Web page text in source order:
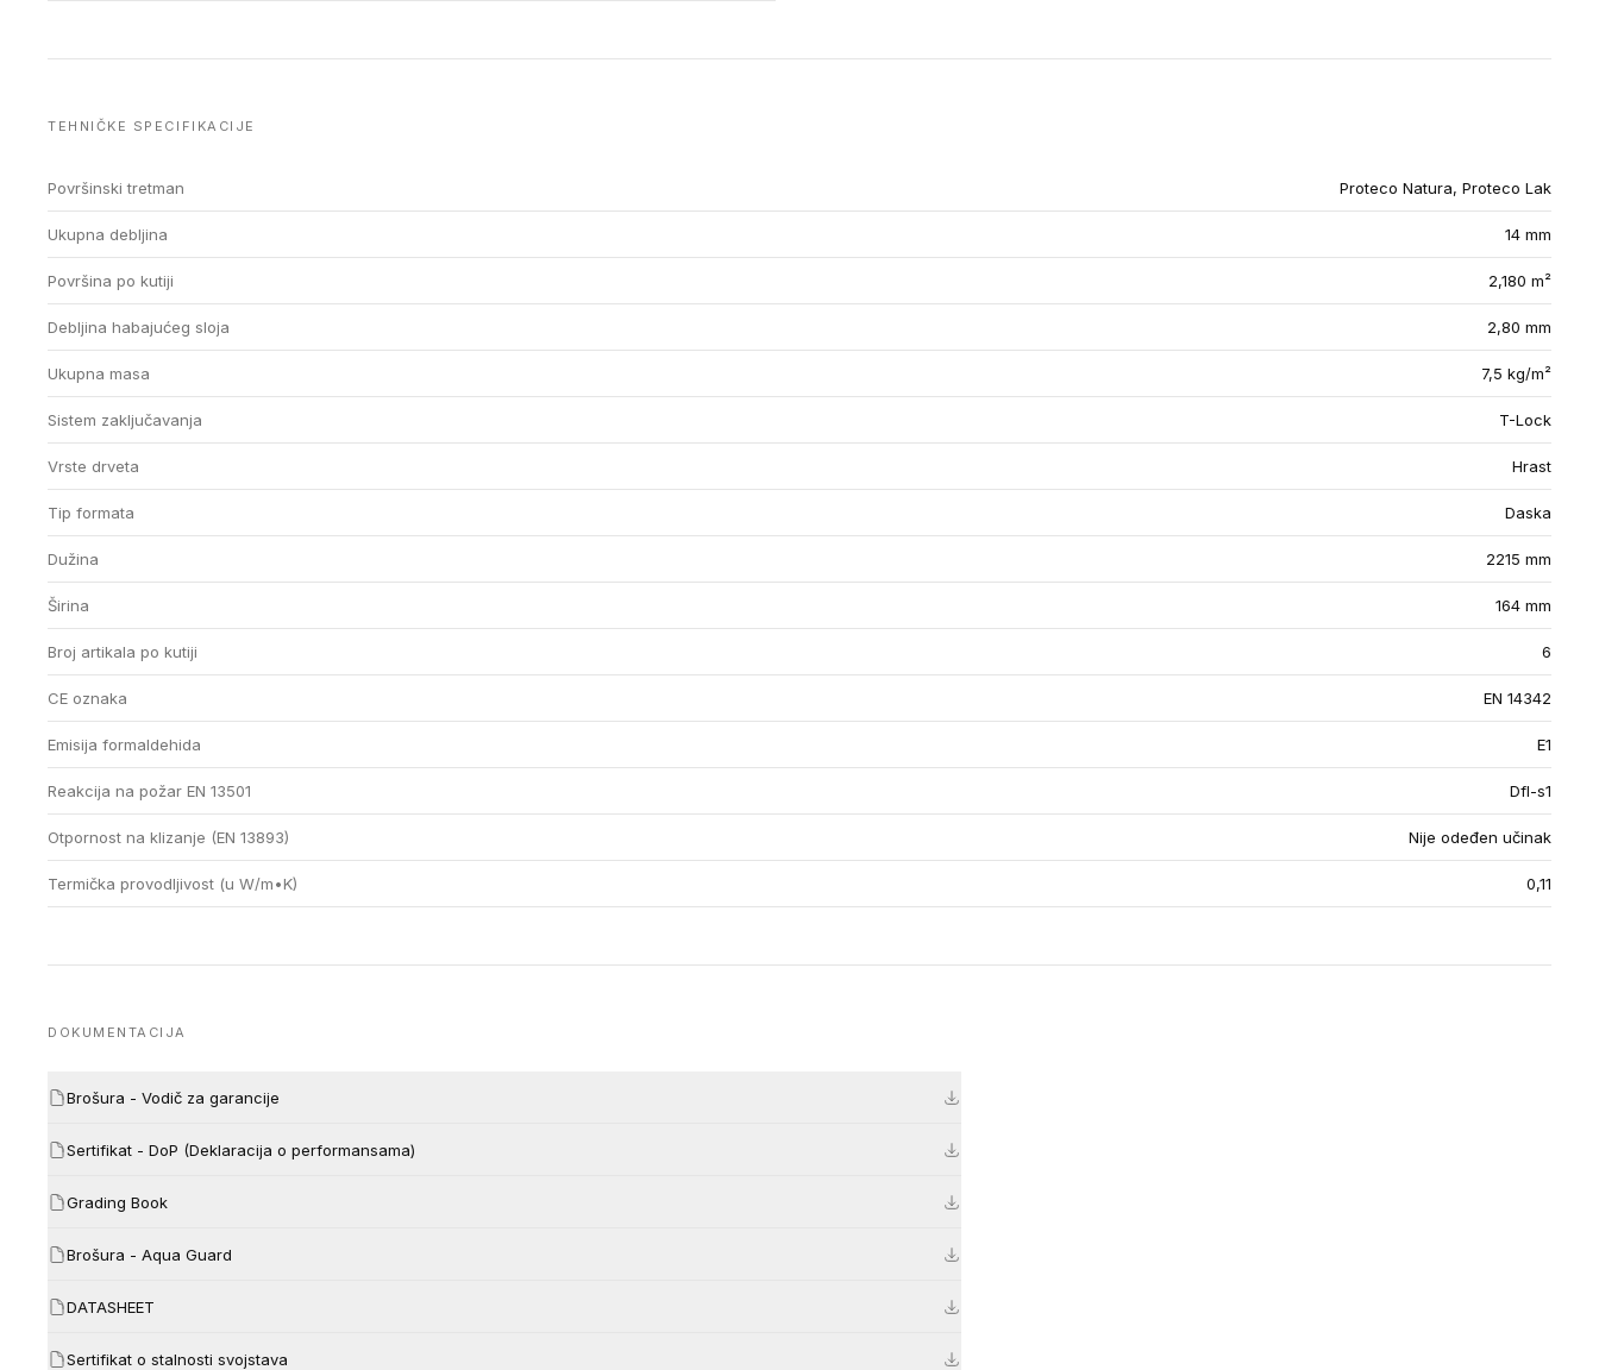
TEHNIČKE SPECIFIKACIJE
Površinski tretman Proteco Natura, Proteco Lak
Ukupna debljina 14 mm
Površina po kutiji 2,180 m²
Debljina habajućeg sloja 2,80 mm
Ukupna masa 7,5 kg/m²
Sistem zaključavanja T-Lock
Vrste drveta Hrast
Tip formata Daska
Dužina 2215 mm
Širina 164 mm
Broj artikala po kutiji 6
CE oznaka EN 14342
Emisija formaldehida E1
Reakcija na požar EN 13501 Dfl-s1
Otpornost na klizanje (EN 13893) Nije odeđen učinak
Termička provodljivost (u W/m•K) 0,11
DOKUMENTACIJA
Brošura - Vodič za garancije
Sertifikat - DoP (Deklaracija o performansama)
Grading Book
Brošura - Aqua Guard
DATASHEET
Sertifikat o stalnosti svojstava